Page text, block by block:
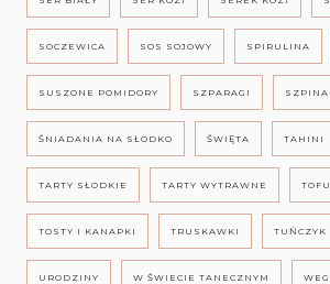
SOCZEWICA SOS SOJOWY SPIRULINA
SUSZONE POMIDORY SZPARAGI
ŚNIADANIA NA SŁODKO ŚWIĘTA TAHINI
TARTY SŁODKIE TARTY WYTRAWNE TOFU
TOSTY I KANAPKI TRUSKAWKI TUŃCZYK
URODZINY W ŚWIECIE TANECZNYM